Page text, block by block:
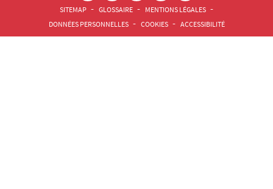
Pied de page Assas Principal
SITEMAP GLOSSAIRE
MENTIONS LÉGALES
DONNÉES PERSONNELLES
COOKIES ACCESSIBILITÉ